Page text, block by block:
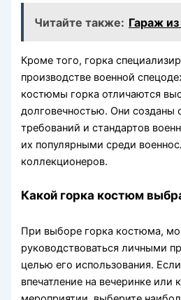
Читайте также: Гараж
Кроме того, горка
производстве военной
костюмы горка отличаются
долговечностью. Они созданы
требований и стандартов
их популярными среди
коллекционеров.
Какой горка костюм
При выборе горка костюма,
руководствоваться личными
целью его использования.
впечатление на вечеринке